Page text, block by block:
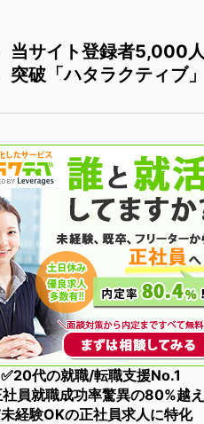
当サイト登録者5,000人
突破「ハタラクティブ」
✅20代の就職/転職支援No.1
社員就職成功率驚異の80%越え
経験OKの正社員求人に特化